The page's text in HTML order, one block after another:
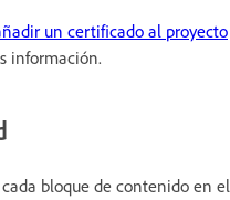
un certificado al proyecto
información.
bloque de contenido en el